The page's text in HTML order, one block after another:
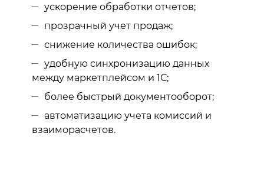
ускорение обработки отчетов;
прозрачный учет продаж;
снижение количества ошибок;
удобную синхронизацию данных
между маркетплейсом и 1С;
более быстрый документооборот;
автоматизацию учета комиссий и
взаиморасчетов.